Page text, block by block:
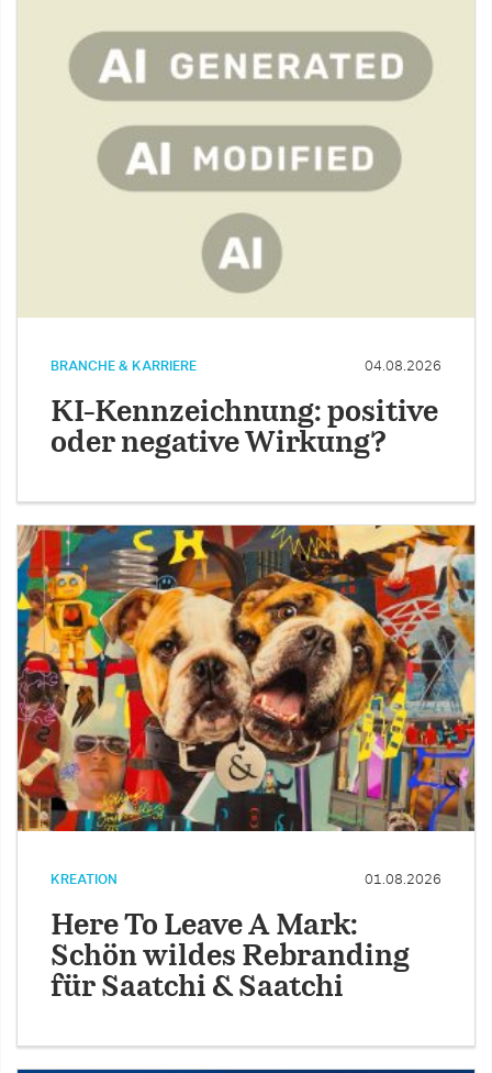
BRANCHE & KARRIERE 04.08.2026
KI-Kennzeichnung: positive
oder negative Wirkung?
KREATION 01.08.2026
Here To Leave A Mark:
Schön wildes Rebranding
für Saatchi & Saatchi